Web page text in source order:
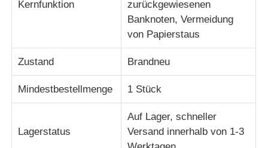
Referenzen
Diebold ATM-Teile
NCR-Geldautomatenteile
Kernfunktion
zurückgewiesenen
Banknoten, Vermeidung
von Papierstaus
Zustand Brandneu
Mindestbestellmenge 1 Stück
Lagerstatus
Auf Lager, schneller
Versand innerhalb von 1-3